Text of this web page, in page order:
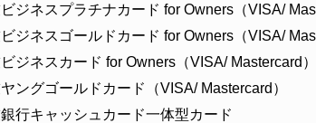
ビジネスプラチナカード for Owners（VISA/
ビジネスゴールドカード for Owners（VISA/
ビジネスカード for Owners（VISA/ Mastercard）
ヤングゴールドカード（VISA/ Mastercard）
銀行キャッシュカード一体型カード